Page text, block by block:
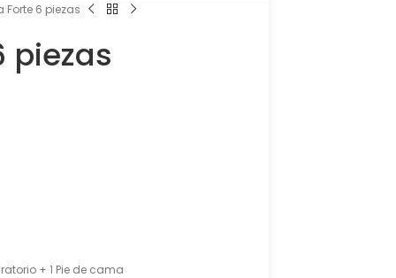
Forte 6 piezas
piezas
+ 1 Pie de cama